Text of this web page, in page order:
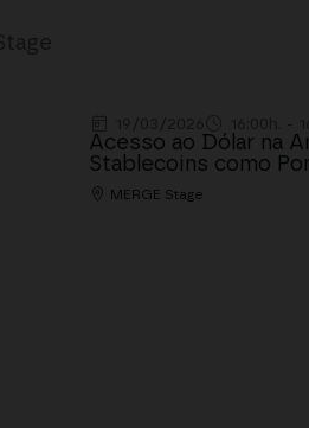
Acesso ao Dólar na
Stablecoins como
MERGE Stage